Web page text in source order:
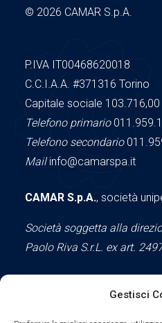
Gestisci
© 2026 CAMAR S.p.A.
P.IVA IT00468620018
C.C.I.A.A. #371316 Torino
Capitale sociale 103.716,00
Telefono primario
Telefono secondario
Mailinfo@camarspa.it
CAMAR S.p.A., società
Società soggetta alla
Paolo Riva S.r.L. ex art.